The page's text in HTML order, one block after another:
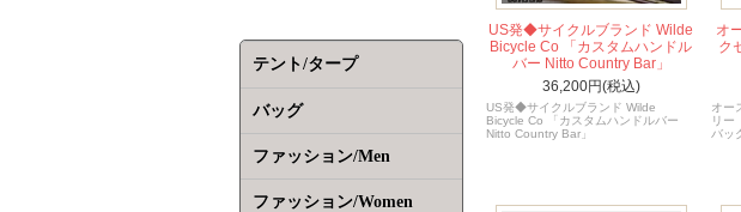
テント/タープ
バッグ
ファッション/Men
ファッション/Women
US発◆サイクルブランド Wilde
Bicycle Co 「カスタムハンドル
バー Nitto Country Bar」
36,200円(税込)
US発◆サイクルブランド Wilde
Bicycle Co 「カスタムハンドルバー
Nitto Country Bar」
オ
ク
オー
リー
バッ